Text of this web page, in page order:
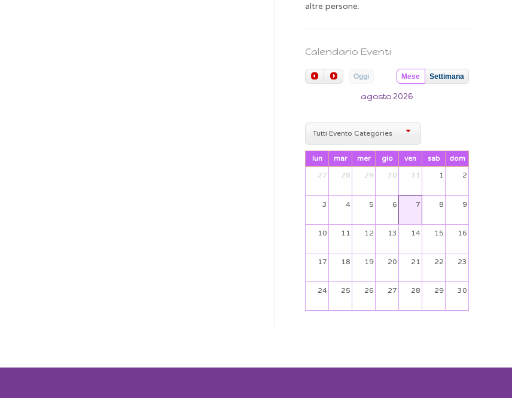
altre persone.
Calendario Eventi
Oggi Mese Settimana
agosto 2026
Tutti Evento Categories
lun mar mer gio ven sab
dom
27
28 29 30 31 1 2
3 4 5 6 7 8 9
10 11 12 13 14 15 16
17 18 19 20 21 22 23
24 25 26 27 28 29 30